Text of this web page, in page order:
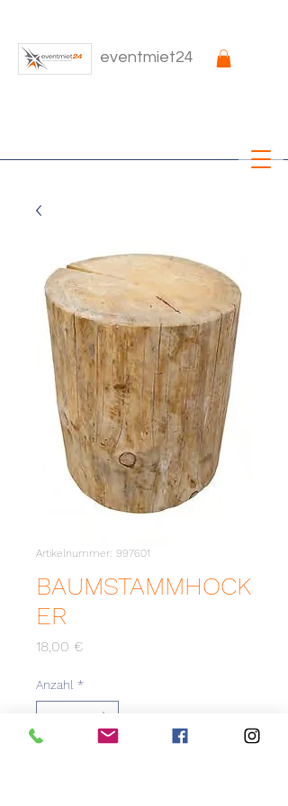
eventmiet24
Artikelnummer: 997601
BAUMSTAMMHOCK
ER
18,00 €
Anzahl *